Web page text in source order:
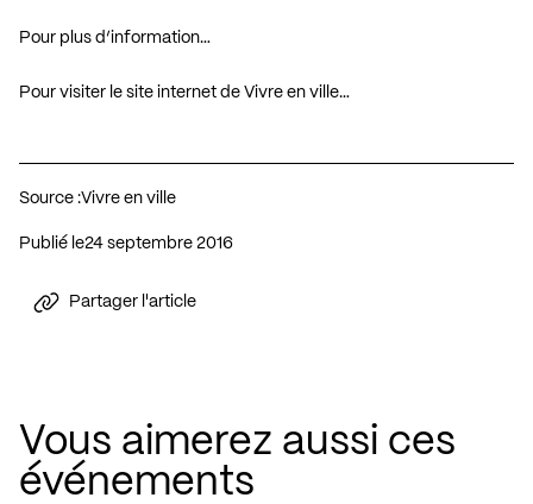
Pour plus d’information…
Pour visiter le site internet de Vivre en ville…
Source :Vivre en ville
Publié le 24 septembre 2016
Partager l'article
Vous aimerez aussi ces
événements